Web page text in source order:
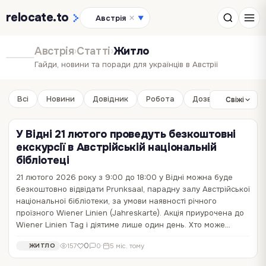
relocate.to Австрія ▼
Австрія›Статті›Житло
Гайди, новини та поради для українців в Австрії
Всі Новини Довідник Робота ДозвілляСвіжі
У Відні 21 лютого проведуть безкоштовні
екскурсії в Австрійській національній
бібліотеці
21 лютого 2026 року з 9:00 до 18:00 у Відні можна буде
безкоштовно відвідати Prunksaal, парадну залу Австрійської
національної бібліотеки, за умови наявності річного
проїзного Wiener Linien (Jahreskarte). Акція приурочена до
Wiener Linien Tag і діятиме лише один день. Хто може…
ЖИТЛО 157 0 0· 5 міс. тому